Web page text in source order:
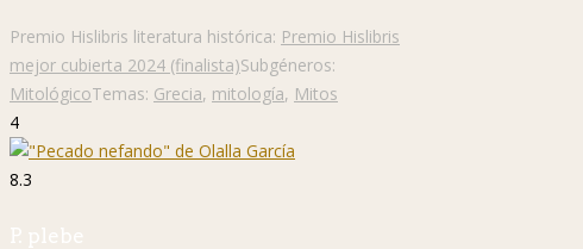
Premio Hislibris literatura histórica: Premio Hislibris
mejor cubierta 2024 (finalista)Subgéneros:
MitológicoTemas: Grecia, mitología, Mitos
4
8.3
P. plebe